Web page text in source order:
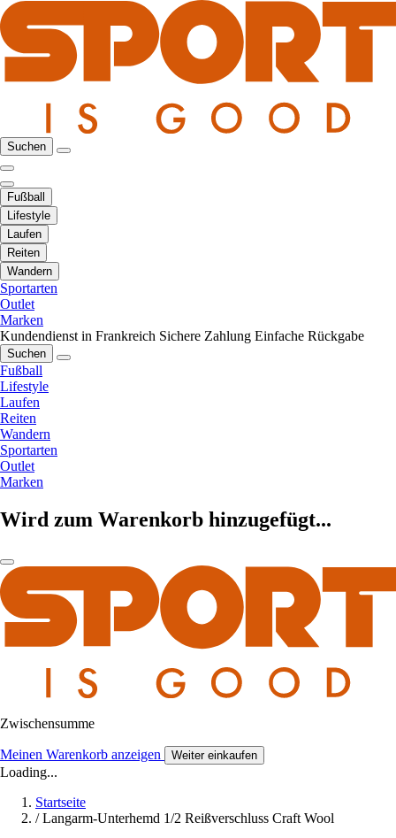
Suchen
Fußball
Lifestyle
Laufen
Reiten
Wandern
Sportarten
Outlet
Marken
Kundendienst in Frankreich Sichere Zahlung Einfache Rückgabe
Suchen
Fußball
Lifestyle
Laufen
Reiten
Wandern
Sportarten
Outlet
Marken
Wird zum Warenkorb hinzugefügt...
Zwischensumme
Meinen Warenkorb anzeigen Weiter einkaufen
Loading...
Startseite
/ Langarm-Unterhemd 1/2 Reißverschluss Craft Wool